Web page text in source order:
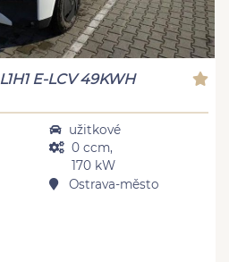
E-LCV 49KWH
užitkové
0 ccm,
170 kW
Ostrava-město